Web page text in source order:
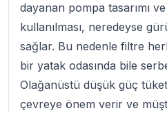
dayanan pompa tasarımı
kullanılması, neredeyse
sağlar. Bu nedenle filtre
bir yatak odasında bile
Olağanüstü düşük güç
çevreye önem verir ve